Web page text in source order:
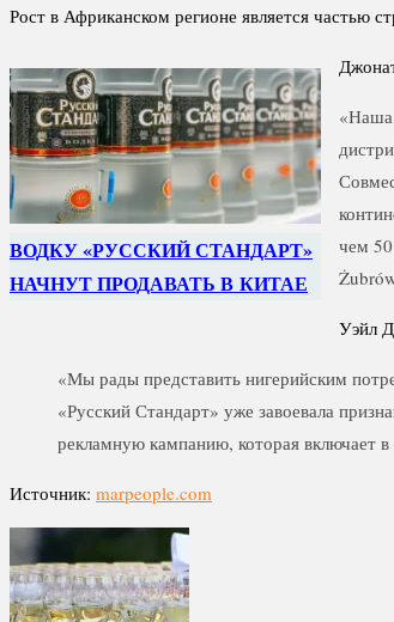
Рост в Африканском регионе является частью
ВОДКУ «РУССКИЙ СТАНДАРТ»
НАЧНУТ ПРОДАВАТЬ В КИТАЕ
«Наша
чем
Уэйл
«Мы рады представить нигерийским
«Русский Стандарт» уже завоевала
рекламную кампанию, которая включает
Источник: marpeople.com